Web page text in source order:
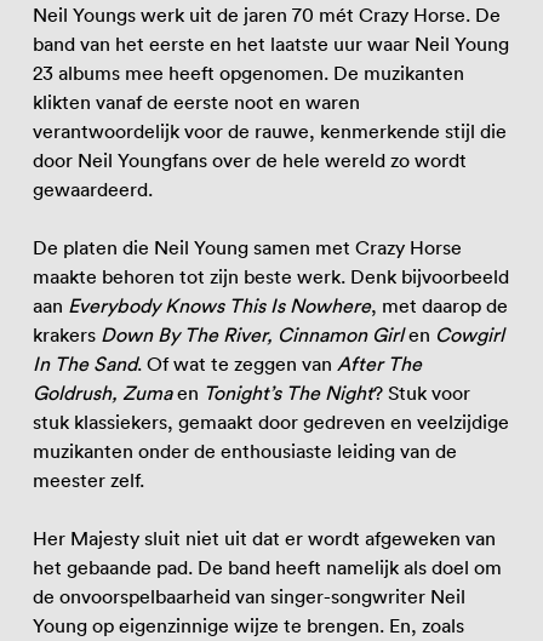
Neil Youngs werk uit de jaren 70 mét Crazy Horse. De
band van het eerste en het laatste uur waar Neil Young
23 albums mee heeft opgenomen. De muzikanten
klikten vanaf de eerste noot en waren
verantwoordelijk voor de rauwe, kenmerkende stijl die
door Neil Youngfans over de hele wereld zo wordt
gewaardeerd.
De platen die Neil Young samen met Crazy Horse
maakte behoren tot zijn beste werk. Denk bijvoorbeeld
aan Everybody Knows This Is Nowhere, met daarop de
krakers Down By The River, Cinnamon Girlen Cowgirl
In The Sand. Of wat te zeggen van After The
Goldrush, Zumaen Tonight’s The Night? Stuk voor
stuk klassiekers, gemaakt door gedreven en veelzijdige
muzikanten onder de enthousiaste leiding van de
meester zelf.
Her Majesty sluit niet uit dat er wordt afgeweken van
het gebaande pad. De band heeft namelijk als doel om
de onvoorspelbaarheid van singer-songwriter Neil
Young op eigenzinnige wijze te brengen. En, zoals